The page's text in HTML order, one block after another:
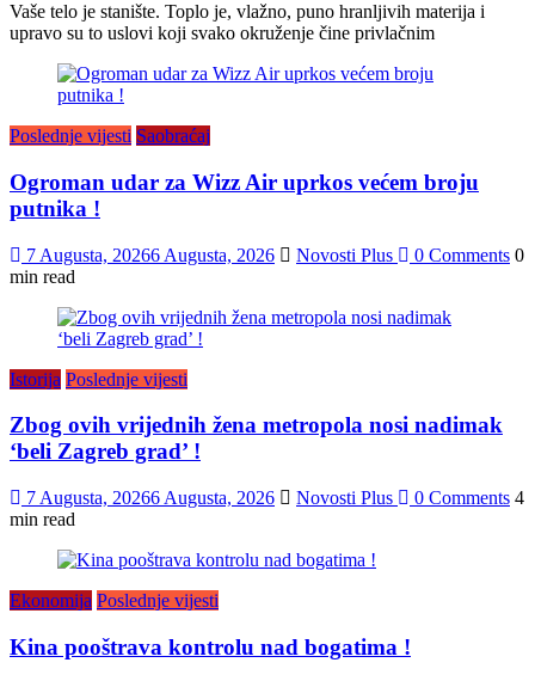
Vaše telo je stanište. Toplo je, vlažno, puno hranljivih materija i
upravo su to uslovi koji svako okruženje čine privlačnim
Poslednje vijesti Saobraćaj
Ogroman udar za Wizz Air uprkos većem broju
putnika !
7 Augusta, 20266 Augusta, 2026 Novosti Plus 0 Comments 0
min read
Istorija Poslednje vijesti
Zbog ovih vrijednih žena metropola nosi nadimak
‘beli Zagreb grad’ !
7 Augusta, 20266 Augusta, 2026 Novosti Plus 0 Comments 4
min read
Ekonomija Poslednje vijesti
Kina pooštrava kontrolu nad bogatima !